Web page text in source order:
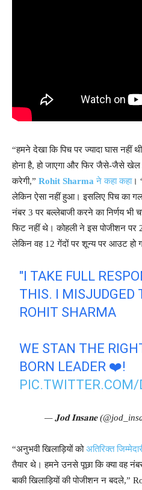
“हमने देखा कि पिच पर ज्यादा घास नहीं
होना है, हो जाएगा और फिर जैसे-जैसे खेल
करेगी,” Rohit Sharma ने कहा कहा।
लेकिन ऐसा नहीं हुआ। इसलिए पिच का
नंबर 3 पर बल्लेबाजी करने का निर्णय भी
फिट नहीं थे। कोहली ने इस पोजीशन पर
लेकिन वह 12 गेंदों पर शून्य पर आउट हो
"I TAKE FULL
THIS. I MISJUDGED
ROHIT SHARMA
WE STAN THE
BORN LEADER ❤️!
PIC.TWITTER.COM/
— 𝐉𝐨𝐝 𝐈𝐧𝐬𝐚𝐧𝐞
“अनुभवी खिलाड़ियों कोअतिरिक्त
तैयार थे। हमने उनसे पूछा कि क्या वह
बाकी खिलाड़ियों की पोजीशन न बदले,”